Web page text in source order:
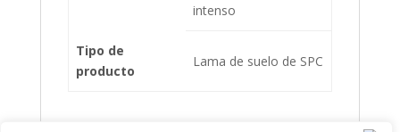
intenso
Tipo de
producto
Lama de suelo de SPC